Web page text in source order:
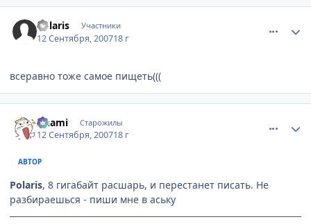
Polaris Участники
12 Сентября, 200718 г
всеравно тоже самое пищеть(((
Anami Старожилы
12 Сентября, 200718 г
АВТОР
Polaris, 8 гигабайт расшарь, и перестанет писать. Не
разбираешься - пиши мне в аську